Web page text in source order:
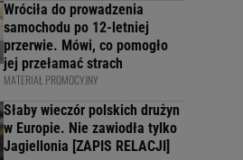
Wróciła do prowadzenia
samochodu po 12-letniej
przerwie. Mówi, co pomogło
jej przełamać strach
MATERIAŁ PROMOCYJNY
Słaby wieczór polskich drużyn
w Europie. Nie zawiodła tylko
Jagiellonia [ZAPIS RELACJI]